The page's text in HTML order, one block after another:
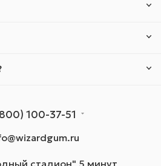
100-37-51
стадион" 5 минут